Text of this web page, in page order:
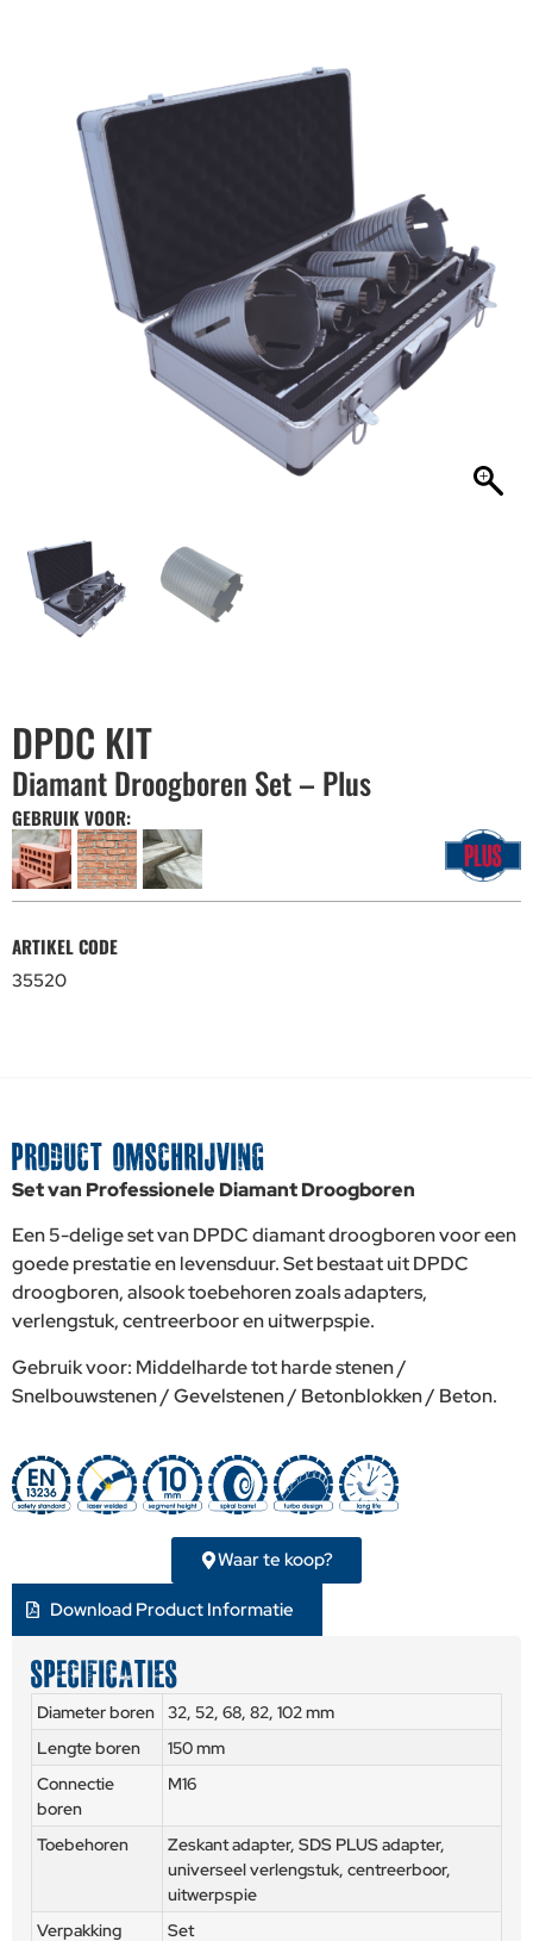
DPDC KIT
Diamant Droogboren Set – Plus
GEBRUIK VOOR:
ARTIKEL CODE
35520
PRODUCT OMSCHRIJVING
Set van Professionele Diamant Droogboren
Een 5-delige set van DPDC diamant droogboren voor een
goede prestatie en levensduur. Set bestaat uit DPDC
droogboren, alsook toebehoren zoals adapters,
verlengstuk, centreerboor en uitwerpspie.
Gebruik voor: Middelharde tot harde stenen /
Snelbouwstenen / Gevelstenen / Betonblokken / Beton.
Waar te koop?
Download Product Informatie
SPECIFICATIES
Diameter boren 32, 52, 68, 82, 102 mm
Lengte boren
150 mm
Connectie
boren
M16
Toebehoren
Zeskant adapter, SDS PLUS adapter,
universeel verlengstuk, centreerboor,
uitwerpspie
Verpakking
Set